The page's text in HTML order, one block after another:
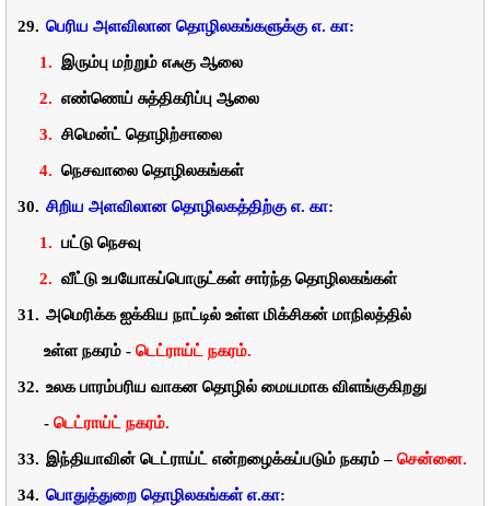
29. பெரிய அளவிலான தொழிலகங்களுக்கு எ. கா:
1. இரும்பு மற்றும் எஃகு ஆலை
2. எண்ணெய் சுத்திகரிப்பு ஆலை
3. சிமென்ட் தொழிற்சாலை
4. நெசவாலை தொழிலகங்கள்
30. சிறிய அளவிலான தொழிலகத்திற்கு எ. கா:
1. பட்டு நெசவு
2. வீட்டு உபயோகப்பொருட்கள் சார்ந்த தொழிலகங்கள்
31. அமெரிக்க ஐக்கிய நாட்டில் உள்ள மிக்சிகன் மாநிலத்தில்
உள்ள நகரம் - டெட்ராய்ட் நகரம்.
32. உலக பாரம்பரிய வாகன தொழில் மையமாக விளங்குகிறது
- டெட்ராய்ட் நகரம்.
33. இந்தியாவின் டெட்ராய்ட் என்றழைக்கப்படும் நகரம்– சென்னை.
34. பொதுத்துறை தொழிலகங்கள் எ.கா: